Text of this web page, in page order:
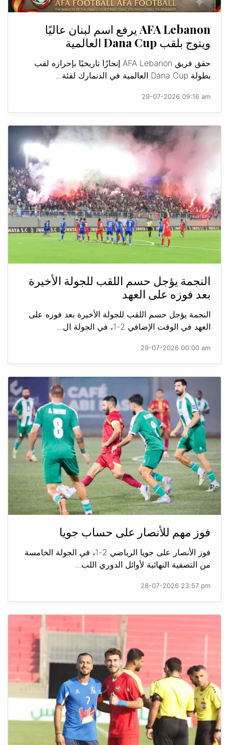
AFA Lebanon يرفع اسم لبنان عاليًا
ويتوج بلقب Dana Cup العالمية
حقق فريق AFA Lebanon إنجازًا تاريخيًا بإحرازه لقب
بطولة Dana Cup العالمية في الدنمارك لفئة...
29-07-2026 09:16 am
النجمة يؤجل حسم اللقب للجولة الأخيرة
بعد فوزه على العهد
النجمة يؤجل حسم اللقب للجولة الأخيرة بعد فوزه على
العهد في الوقت الإضافي 2-1، في الجولة ال...
29-07-2026 00:00 am
فوز مهم للأنصار على حساب جويا
فوز الأنصار على جويا الرياضي 2-1، في الجولة الخامسة
من التصفية النهائية لأوائل الدوري اللب...
28-07-2026 23:57 pm